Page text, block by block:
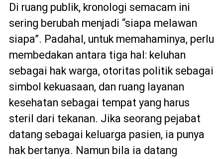
Di ruang publik, kronologi semacam ini
sering berubah menjadi “siapa melawan
siapa”. Padahal, untuk memahaminya, perlu
membedakan antara tiga hal: keluhan
sebagai hak warga, otoritas politik sebagai
simbol kekuasaan, dan ruang layanan
kesehatan sebagai tempat yang harus
steril dari tekanan. Jika seorang pejabat
datang sebagai keluarga pasien, ia punya
hak bertanya. Namun bila ia datang